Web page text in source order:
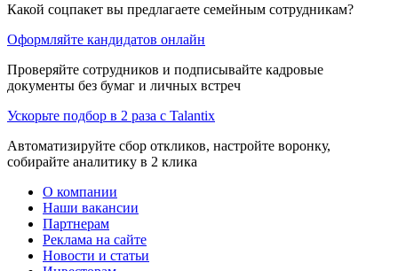
Какой соцпакет вы предлагаете семейным сотрудникам?
Оформляйте кандидатов онлайн
Проверяйте сотрудников и подписывайте кадровые
документы без бумаг и личных встреч
Ускорьте подбор в 2 раза с Talantix
Автоматизируйте сбор откликов, настройте воронку,
собирайте аналитику в 2 клика
О компании
Наши вакансии
Партнерам
Реклама на сайте
Новости и статьи